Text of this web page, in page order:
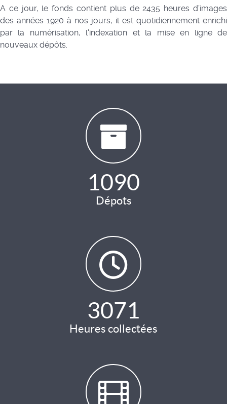
A ce jour, le fonds contient plus de 2435 heures d’images
des années 1920 à nos jours, il est quotidiennement enrichi
par la numérisation, l'indexation et la mise en ligne de
nouveaux dépôts.
1090
Dépots
3071
Heures collectées